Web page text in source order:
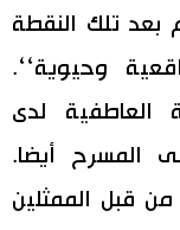
بعد تلك النقطة
وحيوية‘‘.
العاطفية لدى
المسرح أيضا.
قبل الممثلين